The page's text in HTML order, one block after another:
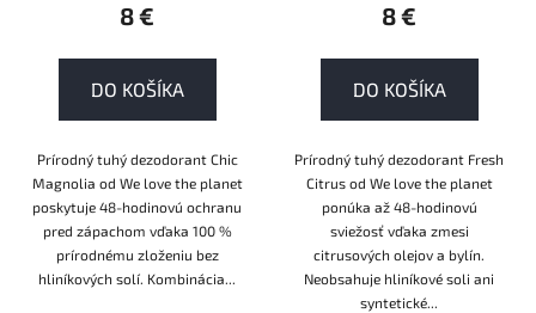
8 €
DO KOŠÍKA
Prírodný tuhý dezodorant Chic
Magnolia od We love the planet
poskytuje 48-hodinovú ochranu
pred zápachom vďaka 100 %
prírodnému zloženiu bez
hliníkových solí. Kombinácia...
8 €
DO KOŠÍKA
Prírodný tuhý dezodorant Fresh
Citrus od We love the planet
ponúka až 48-hodinovú
sviežosť vďaka zmesi
citrusových olejov a bylín.
Neobsahuje hliníkové soli ani
syntetické...